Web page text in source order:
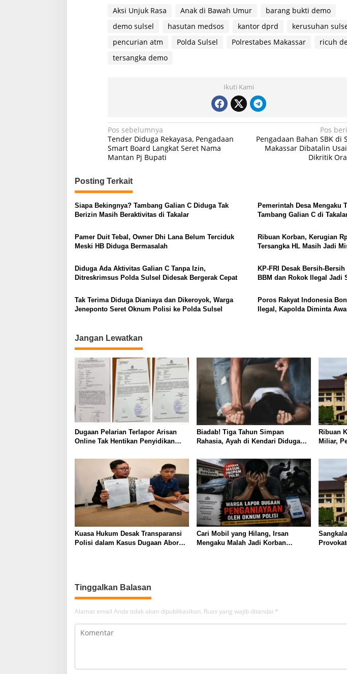
Aksi Unjuk Rasa Anak di Bawah Umur
barang bukti demo
demo sulsel
hasutan medsos kantor dprd
kerusuhan
pencurian atm
Polda Sulsel Polrestabes Makassar
ricuh
tersangka demo
Ikuti Kami
N
a
v
i
g
a
s
i
p
s
Pos sebelumnya
Tender Diduga Rekayasa, Pengadaan
Smart Board Langkat Seret Nama
Mantan Pj Bupati
Pos
Pengadaan Bahan SBK di
Makassar Dibatalin
Dikritik
Posting Terkait
Siapa Bekingnya? Tambang Galian C Diduga Tak
Berizin Masih Beraktivitas di Takalar
Pemerintah Desa Mengaku
Tambang Galian C di
Pamer Duit Tebal, Owner Dhi Lana Belum Terciduk
Meski HB Diduga Bermasalah
Ribuan Korban, Kerugian
Tersangka HL Masih Jadi
Diduga Ada Aktivitas Galian C Tanpa Izin,
Ditreskrimsus Polda Sulsel Didesak Bergerak Cepat
KP-FRI Desak Bersih-
BBM dan Rokok Ilegal Jadi
Tak Terima Diduga Dianiaya dan Dikeroyok, Warga
Jeneponto Seret Oknum Polisi ke Polda Sulsel
Poros Rakyat Indonesia
Ilegal, Kapolda Diminta
Jangan Lewatkan
Dugaan Pelarian Terlapor Arisan
Online Tak Hentikan Penyidikan
Biadab! Tiga Tahun Simpan
Rahasia, Ayah di Kendari Diduga
Ribuan
Miliar,
Kuasa Hukum Desak Transparansi
Polisi dalam Kasus Dugaan Aborsi
Cari Mobil yang Hilang, Irsan
Mengaku Malah Jadi Korban
Tinggalkan Balasan
Alamat email Anda tidak akan dipublikasikan. Ruas yang wajib ditandai *